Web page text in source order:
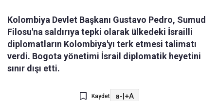
Kolombiya Devlet Başkanı Gustavo Pedro, Sumud
Filosu'na saldırıya tepki olarak ülkedeki İsrailli
diplomatların Kolombiya'yı terk etmesi talimatı
verdi. Bogota yönetimi İsrail diplomatik heyetini
sınır dışı etti.
Kaydet a-|+A